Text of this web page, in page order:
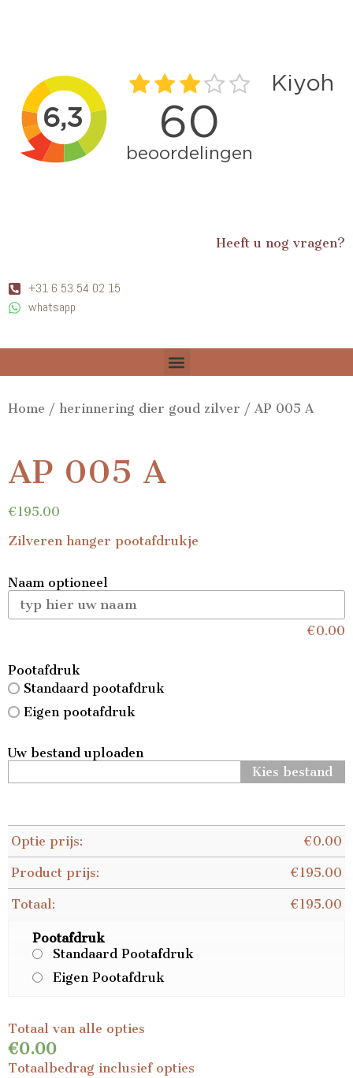
Heeft u nog vragen?
+31 6 53 54 02 15
whatsapp
Home / herinnering dier goud zilver / AP 005 A
AP 005 A
€195.00
Zilveren hanger pootafdrukje
Naam optioneel
€0.00
Pootafdruk
Standaard pootafdruk
Eigen pootafdruk
Uw bestand uploaden
Kies bestand
Optie prijs: €0.00
Product prijs: €195.00
Totaal: €195.00
Pootafdruk
Standaard Pootafdruk
Eigen Pootafdruk
Totaal van alle opties
€0.00
Totaalbedrag inclusief opties